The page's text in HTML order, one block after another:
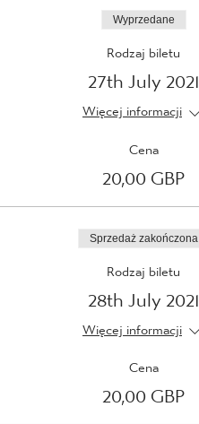
Wyprzedane
Rodzaj biletu
27th July 2021
Więcej informacji
Cena
20,00 GBP
Sprzedaż zakończona
Rodzaj biletu
28th July 2021
Więcej informacji
Cena
20,00 GBP